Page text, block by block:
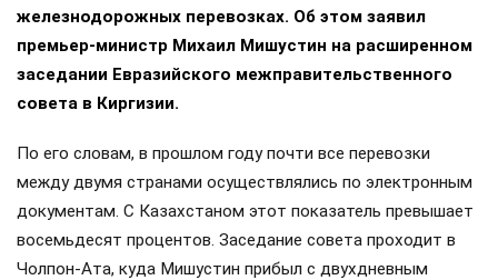
железнодорожных перевозках. Об этом заявил
премьер-министр Михаил Мишустин на расширенном
заседании Евразийского межправительственного
совета в Киргизии.
По его словам, в прошлом году почти все перевозки
между двумя странами осуществлялись по электронным
документам. С Казахстаном этот показатель превышает
восемьдесят процентов. Заседание совета проходит в
Чолпон-Ата, куда Мишустин прибыл с двухдневным